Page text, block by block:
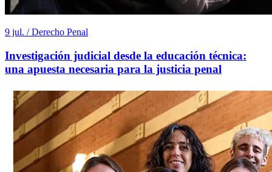
9 jul. / Derecho Penal
Investigación judicial desde la educación técnica:
una apuesta necesaria para la justicia penal